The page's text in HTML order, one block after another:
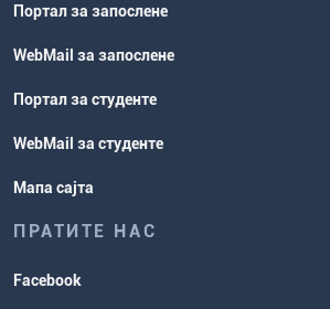
Портал за запослене
WebMail за запослене
Портал за студенте
WebMail за студенте
Мапа сајта
ПРАТИТЕ НАС
Facebook